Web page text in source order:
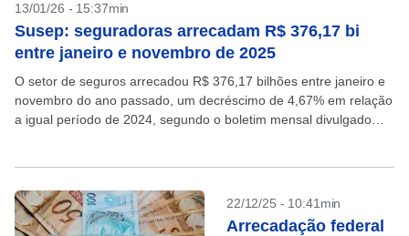
13/01/26 - 15:37min
Susep: seguradoras arrecadam R$ 376,17 bi
entre janeiro e novembro de 2025
O setor de seguros arrecadou R$ 376,17 bilhões entre janeiro e
novembro do ano passado, um decréscimo de 4,67% em relação
a igual período de 2024, segundo o boletim mensal divulgado
22/12/25 - 10:41min
Arrecadação federal